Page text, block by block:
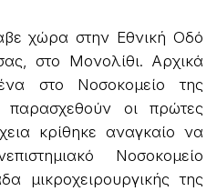
χώρα στην Εθνική Οδό
στο Μονολίθι. Αρχικά
στο Νοσοκομείο της
οι πρώτες
κρίθηκε αναγκαίο να
Νοσοκομείο
μικροχειρουργικής της